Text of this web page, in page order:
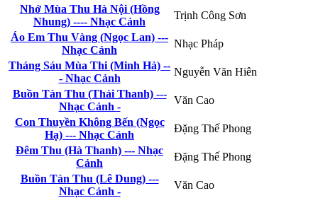
Nhớ Mùa Thu Hà Nội (Hồng
Nhung) ---- Nhạc Cảnh
Trịnh Công Sơn
Áo Em Thu Vàng (Ngọc Lan) ---
Nhạc Cảnh
Nhạc Pháp
Tháng Sáu Mùa Thi (Minh Hà) --
- Nhạc Cảnh
Nguyễn Văn Hiên
Buồn Tàn Thu (Thái Thanh) ---
Nhạc Cảnh -
Văn Cao
Con Thuyền Không Bến (Ngọc
Hạ) --- Nhạc Cảnh
Đặng Thế Phong
Đêm Thu (Hà Thanh) --- Nhạc
Cảnh
Đặng Thế Phong
Buồn Tàn Thu (Lê Dung) ---
Nhạc Cảnh -
Văn Cao